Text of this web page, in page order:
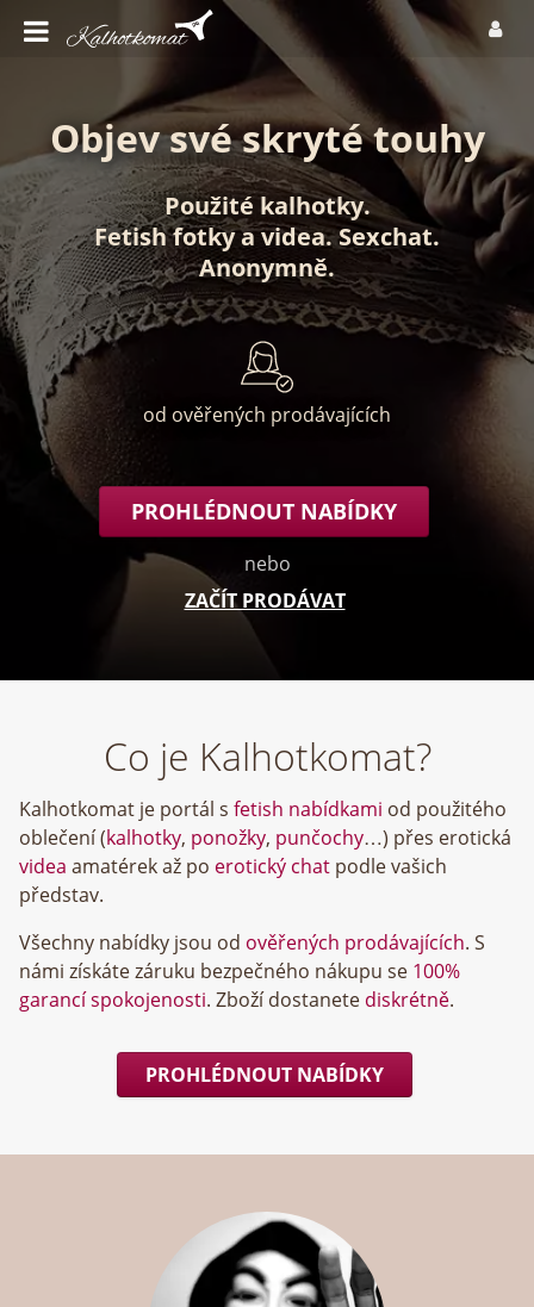
Objev své skryté touhy
Použité kalhotky.
Fetish fotkyavidea.Sexchat.
Anonymně.
od ověřených prodávajících
PROHLÉDNOUT NABÍDKY
nebo
ZAČÍT PRODÁVAT
Co je Kalhotkomat?
Kalhotkomat je portál s fetish nabídkami od použitého
oblečení (kalhotky, ponožky, punčochy…) přes erotická
videa amatérek až po erotický chat podle vašich
představ.
Všechny nabídky jsou od ověřených prodávajících. S
námi získáte záruku bezpečného nákupu se 100%
garancí spokojenosti. Zboží dostanete diskrétně.
PROHLÉDNOUT NABÍDKY